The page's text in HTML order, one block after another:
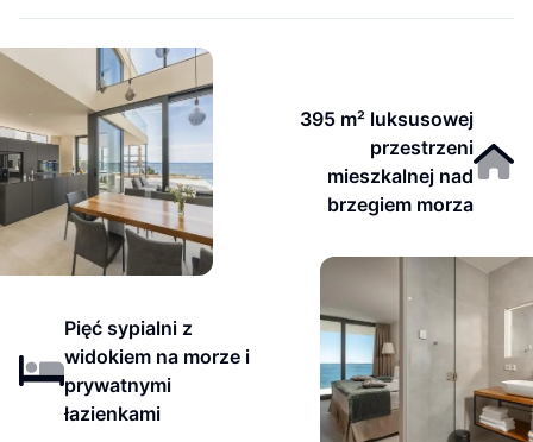
395 m² luksusowej
przestrzeni
mieszkalnej nad
brzegiem morza
Pięć sypialni z
widokiem na morze i
prywatnymi
łazienkami